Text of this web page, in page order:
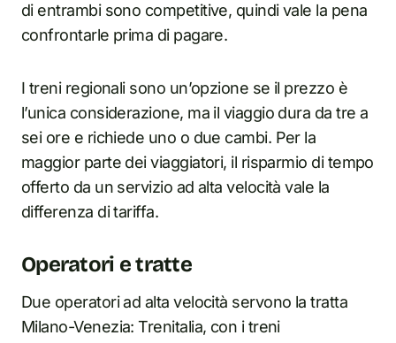
di entrambi sono competitive, quindi vale la pena
confrontarle prima di pagare.
I treni regionali sono un’opzione se il prezzo è
l’unica considerazione, ma il viaggio dura da tre a
sei ore e richiede uno o due cambi. Per la
maggior parte dei viaggiatori, il risparmio di tempo
offerto da un servizio ad alta velocità vale la
differenza di tariffa.
Operatori e tratte
Due operatori ad alta velocità servono la tratta
Milano-Venezia: Trenitalia, con i treni